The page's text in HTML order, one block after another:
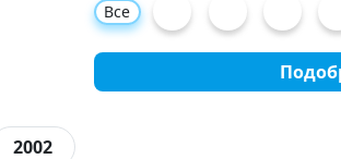
Все
2002